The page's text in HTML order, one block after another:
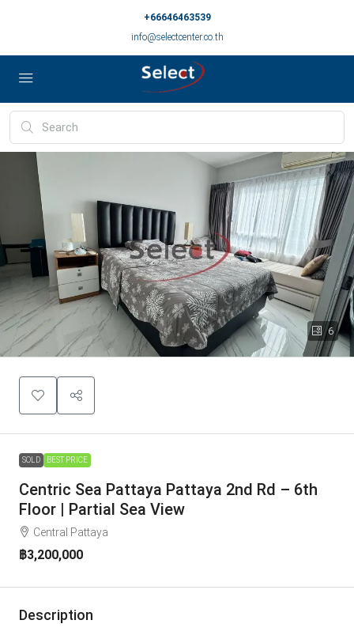
+66646463539
info@selectcenter.co.th
6
SOLD BEST PRICE
Centric Sea Pattaya Pattaya 2nd Rd – 6th
Floor | Partial Sea View
Central Pattaya
฿3,200,000
Description